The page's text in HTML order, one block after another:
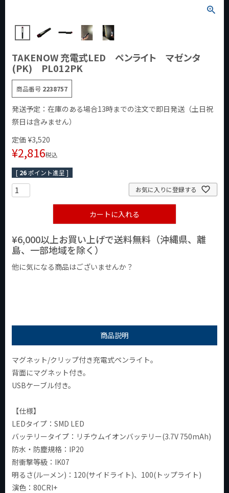
TAKENOW 充電式LED ペンライト マゼンタ
(PK) PL012PK
商品番号 2238757
発送予定：在庫のある場合13時までの注文で即日発送（土日祝
祭日は含みません）
定価 ¥3,520
¥2,816税込
[ 26ポイント進呈 ]
お気に入りに登録する
カートに入れる
¥6,000以上お買い上げで送料無料（沖縄県、離
島、一部地域を除く）
他に気になる商品はございませんか？
商品説明
マグネット/クリップ付き充電式ペンライト。
背面にマグネット付き。
USBケーブル付き。
【仕様】
LEDタイプ：SMD LED
バッテリータイプ：リチウムイオンバッテリー(3.7V 750mAh)
防水・防塵規格：IP20
耐衝撃等級：IK07
明るさ(ルーメン)：120(サイドライト)、100(トップライト)
演色：80CRI+